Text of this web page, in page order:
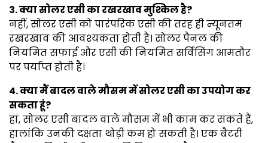
3. क्या सोलर एसी का रखरखाव मुश्किल है?
नहीं, सोलर एसी को पारंपरिक एसी की तरह ही न्यूनतम
रखरखाव की आवश्यकता होती है। सोलर पैनल की
नियमित सफाई और एसी की नियमित सर्विसिंग आमतौर
पर पर्याप्त होती है।
4. क्या मैं बादल वाले मौसम में सोलर एसी का उपयोग कर
सकता हूं?
हां, सोलर एसी बादल वाले मौसम में भी काम कर सकते हैं,
हालांकि उनकी दक्षता थोड़ी कम हो सकती है। एक बैटरी